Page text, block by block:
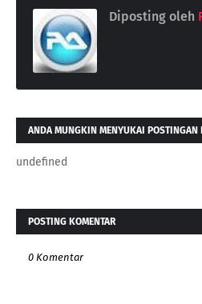
Diposting oleh
ANDA MUNGKIN MENYUKAI POSTINGAN
undefined
POSTING KOMENTAR
0 Komentar